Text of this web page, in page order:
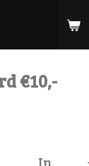
€10,-
In